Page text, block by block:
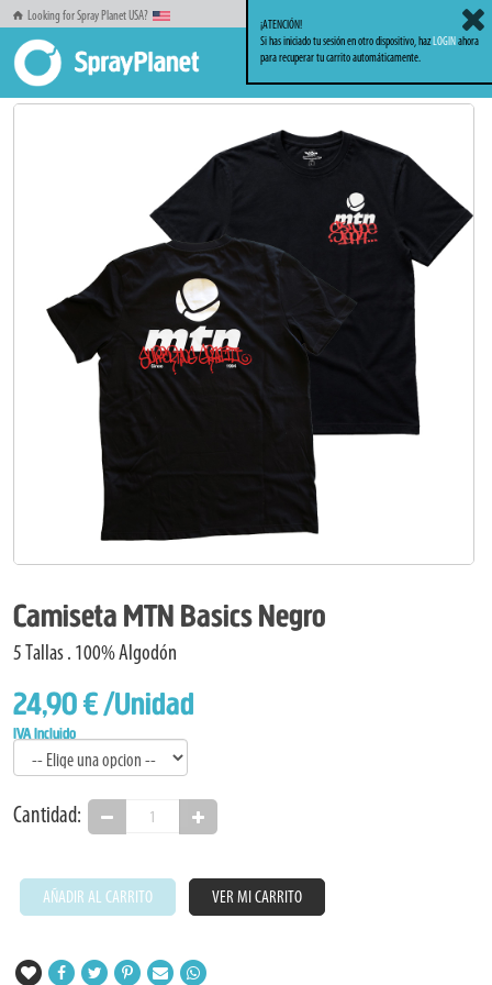
Looking for Spray Planet USA?
Inicio Camiseta MTN Basics Negro
Camiseta MTN Basics Negro
5 Tallas . 100% Algodón
24,90 €/Unidad
IVA Incluido
Cantidad:
AÑADIR AL CARRITO VER MI CARRITO
¡ATENCIÓN!
Si has iniciado tu sesión en otro dispositivo, hazLOGINahora
para recuperar tu carrito automáticamente.